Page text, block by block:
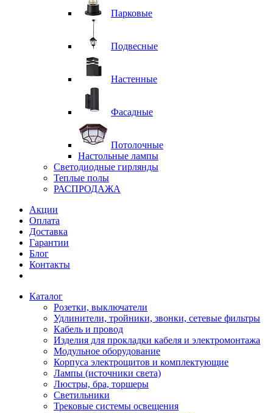
Парковые
Подвесные
Настенные
Фасадные
Потолочные
Настольные лампы
Светодиодные гирлянды
Теплые полы
РАСПРОДАЖА
Акции
Оплата
Доставка
Гарантии
Блог
Контакты
Каталог
Розетки, выключатели
Удлинители, тройники, звонки, сетевые фильтры
Кабель и провод
Изделия для прокладки кабеля и электромонтажа
Модульное оборудование
Корпуса электрощитов и комплектующие
Лампы (источники света)
Люстры, бра, торшеры
Светильники
Трековые системы освещения